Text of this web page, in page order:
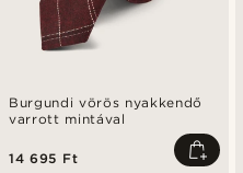
Burgundi vörös nyakkendő
varrott mintával
14 695 Ft